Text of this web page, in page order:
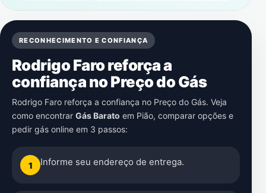
RECONHECIMENTO E CONFIANÇA
Rodrigo Faro reforça a
confiança no Preço do Gás
Rodrigo Faro reforça a confiança no Preço do Gás. Veja
como encontrar Gás Barato em Pião, comparar opções e
pedir gás online em 3 passos:
1 Informe seu endereço de entrega.